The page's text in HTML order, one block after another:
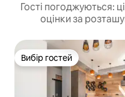
Гості погоджуються:
оцінки за
Вибір гостей
Вибір гостей